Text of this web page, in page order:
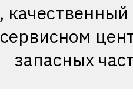
запасных